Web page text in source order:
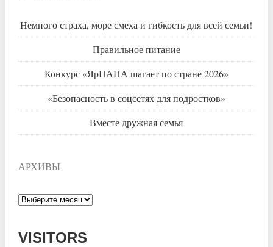
Немного страха, море смеха и гибкость для всей семьи!
Правильное питание
Конкурс «ЯрПАПА шагает по стране 2026»
«Безопасность в соцсетях для подростков»
Вместе дружная семья
АРХИВЫ
Архивы
VISITORS